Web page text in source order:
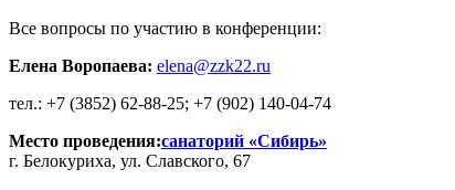
Все вопросы по участию в конференции:
Елена Воропаева: elena@zzk22.ru
тел.: +7 (3852) 62-88-25; +7 (902) 140-04-74
Место проведения:санаторий «Сибирь»
г. Белокуриха, ул. Славского, 67